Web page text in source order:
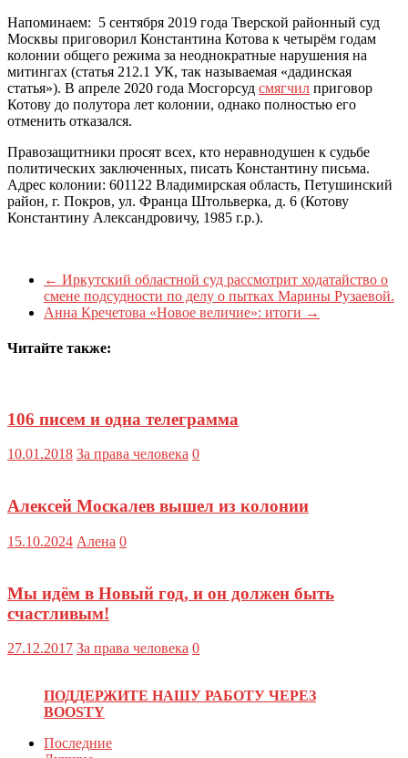
Напоминаем: 5 сентября 2019 года Тверской районный суд
Москвы приговорил Константина Котова к четырём годам
колонии общего режима за неоднократные нарушения на
митингах (статья 212.1 УК, так называемая «дадинская
статья»). В апреле 2020 года Мосгорсуд смягчил приговор
Котову до полутора лет колонии, однако полностью его
отменить отказался.
Правозащитники просят всех, кто неравнодушен к судьбе
политических заключенных, писать Константину письма.
Адрес колонии: 601122 Владимирская область, Петушинский
район, г. Покров, ул. Франца Штольверка, д. 6 (Котову
Константину Александровичу, 1985 г.р.).
← Иркутский областной суд рассмотрит ходатайство о
смене подсудности по делу о пытках Марины Рузаевой.
Анна Кречетова «Новое величие»: итоги →
Читайте также:
106 писем и одна телеграмма
10.01.2018 За права человека 0
Алексей Москалев вышел из колонии
15.10.2024 Алена 0
Мы идём в Новый год, и он должен быть
счастливым!
27.12.2017 За права человека 0
ПОДДЕРЖИТЕ НАШУ РАБОТУ ЧЕРЕЗ
BOOSTY
Последние